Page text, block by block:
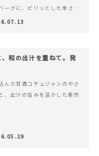
ーグに、ピリッとした辛さと
みが楽しめる特製チリソース
きを読む ピリッと刺激のあ
和の出汁を重ねて。発
んだ甘酒コチュジャンのやさ
、出汁の旨みを活かした新作